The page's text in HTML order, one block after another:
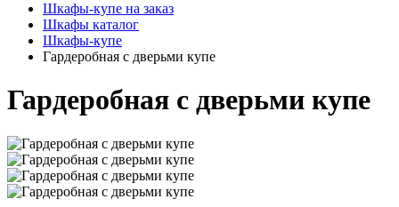
Шкафы-купе на заказ
Шкафы каталог
Шкафы-купе
Гардеробная с дверьми купе
Гардеробная с дверьми купе